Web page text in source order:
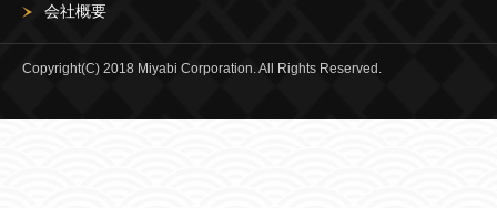
会社概要
Copyright(C) 2018 Miyabi Corporation. All Rights Reserved.